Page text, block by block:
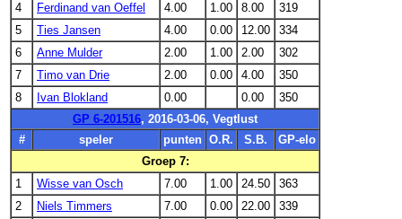
4
Ferdinand van Oeffel 4.00 1.00 8.00
319
5
Ties Jansen 4.00 0.00 12.00
334
6
Anne Mulder 2.00 1.00 2.00
302
7
Timo van Drie 2.00 0.00 4.00
350
8
Ivan Blokland 0.00 0.00
350
GP 6-201516, 2016-03-06, Vegtlust
#
speler punten O.R. S.B.
GP-elo
Groep 7:
1
Wisse van Osch 7.00 1.00 24.50
363
2
Niels Timmers 7.00 0.00 22.00
339